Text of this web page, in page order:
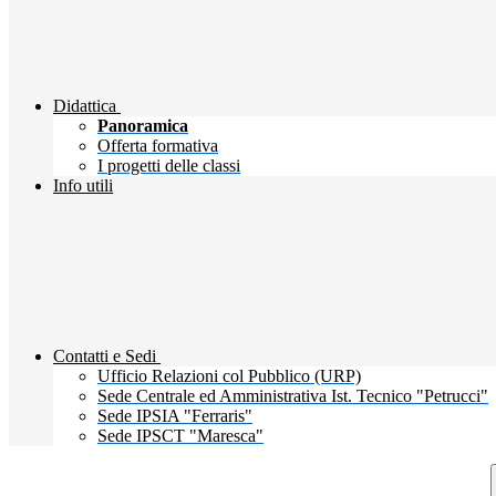
Didattica
Panoramica
Offerta formativa
I progetti delle classi
Info utili
Contatti e Sedi
Ufficio Relazioni col Pubblico (URP)
Sede Centrale ed Amministrativa Ist. Tecnico "Petrucci"
Sede IPSIA "Ferraris"
Sede IPSCT "Maresca"